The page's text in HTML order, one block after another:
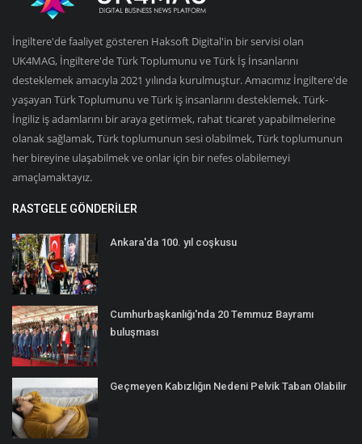
İngiltere'de faaliyet gösteren Haksoft Digital'in bir servisi olan
UK4MAG, İngiltere'de Türk Toplumunu ve Türk İş İnsanlarını
desteklemek amacıyla 2021 yılında kurulmuştur. Amacımız İngiltere'de
yaşayan Türk Toplumunu ve Türk iş insanlarını desteklemek. Türk-
İngiliz iş adamlarını bir araya getirmek, rahat ticaret yapabilmelerine
olanak sağlamak, Türk toplumunun sesi olabilmek, Türk toplumunun
her bireyine ulaşabilmek ve onlar için bir nefes olabilemeyi
amaçlamaktayız.
RASTGELE GÖNDERILER
Ankara'da 100. yıl coşkusu
Cumhurbaşkanlığı'nda 20 Temmuz Bayramı
buluşması
Geçmeyen Kabızlığın Nedeni Pelvik Taban Olabilir